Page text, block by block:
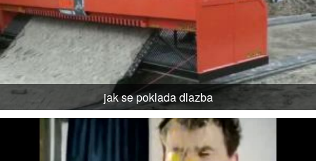
jak se poklada dlazba